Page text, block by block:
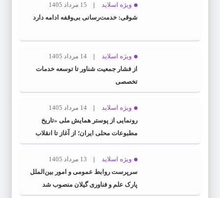
ویژه اسلاید
15 مرداد 1405
شوقی: خدمت‌رسانی بی‌وقفه ادامه دارد
ویژه اسلاید
14 مرداد 1405
از فشار جمعیت شناور تا توسعه خدمات
تخصصی
ویژه اسلاید
14 مرداد 1405
رونمایی از پوستر همایش ملی «تاریخ
مطبوعات محلی ایران؛ از آغاز تا انقلاب
اسلامی» در گیلان
ویژه اسلاید
13 مرداد 1405
سرپرست روابط عمومی و امور بین‌الملل
پارک علم و فناوری گیلان منصوب شد